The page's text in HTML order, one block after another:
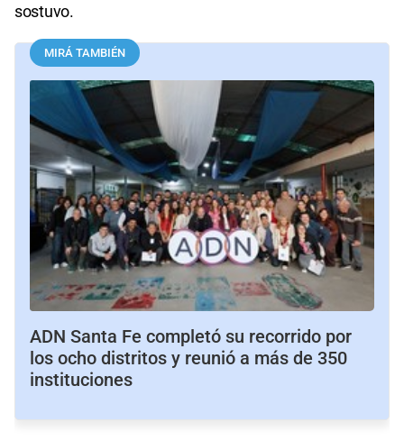
sostuvo.
MIRÁ TAMBIÉN
ADN Santa Fe completó su recorrido por
los ocho distritos y reunió a más de 350
instituciones